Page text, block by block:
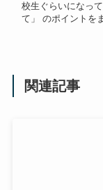
校生ぐらいになっ
て」 のポイントを
関連記事